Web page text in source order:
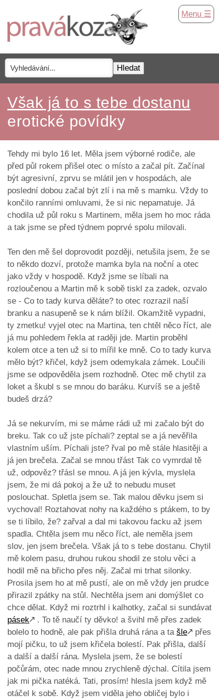
Menu ☰
Však já to s tebe dostanu
erotické povídky
Tehdy mi bylo 16 let. Měla jsem výborné rodiče, ale
před půl rokem přišel otec o místo a začal pít. Začínal
být agresivní, zprvu se mlátil jen v hospodách, ale
poslední dobou začal být zlí i na mě s mamku. Vždy to
končilo ranními omluvami, že si nic nepamatuje. Já
chodila už půl roku s Martinem, měla jsem ho moc ráda
a tak jsme se před týdnem poprvé spolu milovali.
Ten den mě šel doprovodit později, netušila jsem, že se
to někdo dozví, protože mamka byla na noční a otec
jako vždy v hospodě. Když jsme se líbali na
rozloučenou a Martin mě k sobě tiskl za zadek, ozvalo
se - Co to tady kurva děláte? to otec rozrazil naší
branku a nasupeně se k nám blížil. Okamžitě vypadni,
ty zmetku! vyjel otec na Martina, ten chtěl něco říct, ale
já mu pohledem řekla at raději jde. Martin proběhl
kolem otce a ten už si to mířil ke mně. Co to tady kurva
mělo být? křičel, když jsem odemykala zámek. Loučili
jsme se odpověděla jsem rozhodně. Otec mě chytil za
loket a škubl s se mnou do baráku. Kurvíš se a ještě
budeš drzá?
Já se nekurvím, mi se máme rádi už mi začalo být do
breku. Tak co už jste píchali? zeptal se a já nevěřila
vlastním uším. Píchali jste? řval po mě stále hlasitěji a
já jen brečela. Začal se mnou třást Tak co vymrdal tě
už, odpověz? třásl se mnou. A já jen kývla, myslela
jsem, že mi dá pokoj a že už to nebudu muset
poslouchat. Spletla jsem se. Tak malou děvku jsem si
vychoval! Roztahovat nohy na každého s ptákem, to by
se ti líbilo, že? zařval a dal mi takovou facku až jsem
spadla. Chtěla jsem mu něco říct, ale neměla jsem
slov, jen jsem brečela. Však já to s tebe dostanu. Chytil
mě kolem pasu, druhou rukou shodil ze stolu věci a
hodil mě na břicho přes něj. Začal mi trhat silonky.
Prosila jsem ho at mě pustí, ale on mě vždy jen prudce
přirazil zpátky na stůl. Nechtěla jsem ani domýšlet co
chce dělat. Když mi roztrhl i kalhotky, začal si sundávat
pásek🡕 . To tě naučí ty děvko! a švihl mě přes zadek
bolelo to hodně, ale pak přišla druhá rána a ta šle🡕 přes
mojí pičku, to už jsem křičela bolestí. Pak přišla, další
a další a další rána. Myslela jsem, že se bolestí
počůrám, otec nade mnou zrychleně dýchal. Cítila jsem
jak mi pička natéká. Tati, prosím! hlesla jsem když mě
otáčel k sobě. Když jsem viděla jeho obličej bylo i